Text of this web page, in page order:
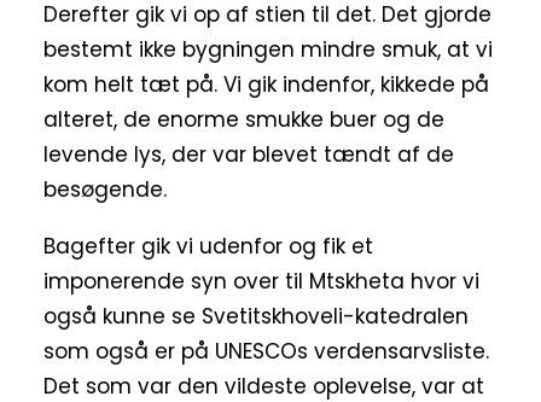
Derefter gik vi op af stien til det. Det gjorde
bestemt ikke bygningen mindre smuk, at vi
kom helt tæt på. Vi gik indenfor, kikkede på
alteret, de enorme smukke buer og de
levende lys, der var blevet tændt af de
besøgende.
Bagefter gik vi udenfor og fik et
imponerende syn over til Mtskheta hvor vi
også kunne se Svetitskhoveli-katedralen
som også er på UNESCOs verdensarvsliste.
Det som var den vildeste oplevelse, var at